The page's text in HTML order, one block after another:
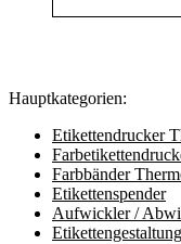
Hauptkategorien:
Etikettendrucker
Farbbänder
Etikettenspender
Aufwickler /